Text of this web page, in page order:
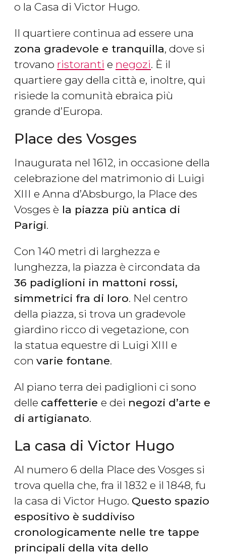
o la Casa di Victor Hugo.
Il quartiere continua ad essere una
zona gradevole e tranquilla, dove si
trovano ristoranti e negozi. È il
quartiere gay della città e, inoltre, qui
risiede la comunità ebraica più
grande d’Europa.
Place des Vosges
Inaugurata nel 1612, in occasione della
celebrazione del matrimonio di Luigi
XIII e Anna d’Absburgo, la Place des
Vosges è la piazza più antica di
Parigi.
Con 140 metri di larghezza e
lunghezza, la piazza è circondata da
36 padiglioni in mattoni rossi,
simmetrici fra di loro. Nel centro
della piazza, si trova un gradevole
giardino ricco di vegetazione, con
la statua equestre di Luigi XIII e
con varie fontane.
Al piano terra dei padiglioni ci sono
delle caffetterie e dei negozi d’arte e
di artigianato.
La casa di Victor Hugo
Al numero 6 della Place des Vosges si
trova quella che, fra il 1832 e il 1848, fu
la casa di Victor Hugo. Questo spazio
espositivo è suddiviso
cronologicamente nelle tre tappe
principali della vita dello